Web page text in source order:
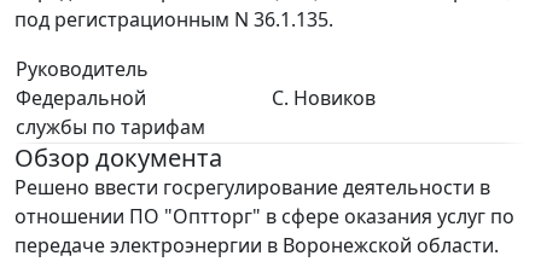
под регистрационным N 36.1.135.
Руководитель
Федеральной
службы по тарифам
С. Новиков
Обзор документа
Решено ввести госрегулирование деятельности в
отношении ПО "Оптторг" в сфере оказания услуг по
передаче электроэнергии в Воронежской области.